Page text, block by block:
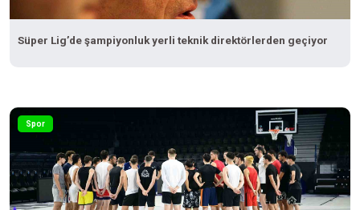
Süper Lig’de şampiyonluk yerli teknik direktörlerden geçiyor
Spor